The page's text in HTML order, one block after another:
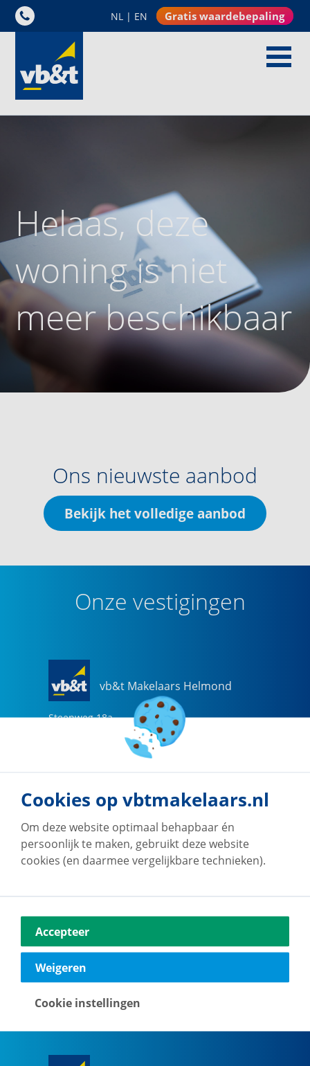
NL | EN Gratis waardebepaling
Helaas, deze
woning is niet
meer beschikbaar
Ons nieuwste aanbod
Bekijk het volledige aanbod
Onze vestigingen
vb&t Makelaars Helmond
Steenweg 18a
helmond@vbtmakelaars.nl
Naar vestiging
Vestdijk 180
5611 CZ Eindhoven
040-2696949
Cookies op vbtmakelaars.nl
Om deze website optimaal behapbaar én
persoonlijk te maken, gebruikt deze website
cookies (en daarmee vergelijkbare technieken).
Accepteer
Weigeren
Cookie instellingen